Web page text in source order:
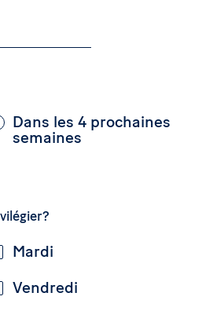
Dans les 4 prochaines
semaines
Mardi
Vendredi